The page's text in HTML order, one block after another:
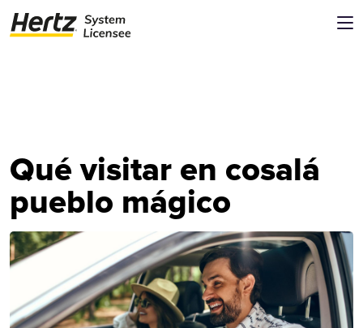
Qué visitar en cosalá
pueblo mágico